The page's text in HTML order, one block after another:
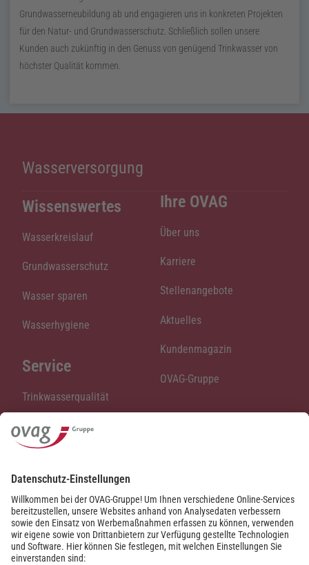
Grundwasserneubildung ab und engagieren uns in konkreten Projekten
für den Natur- und Grundwasserschutz. Schließlich sollen unsere
Kunden auch zukünftig in den Genuss von genügend Trinkwasser von
höchster Qualität kommen.
Wasserversorgung
Wissenswertes
Wasserkreislauf
Grundwasserschutz
Wasser sparen
Wasserhygiene
Service
Trinkwasserqualität
Standrohrverleih
Technische Betriebsführung
Ihre OVAG
Über uns
Karriere
Stellenangebote
Aktuelles
Kundenmagazin
OVAG-Gruppe